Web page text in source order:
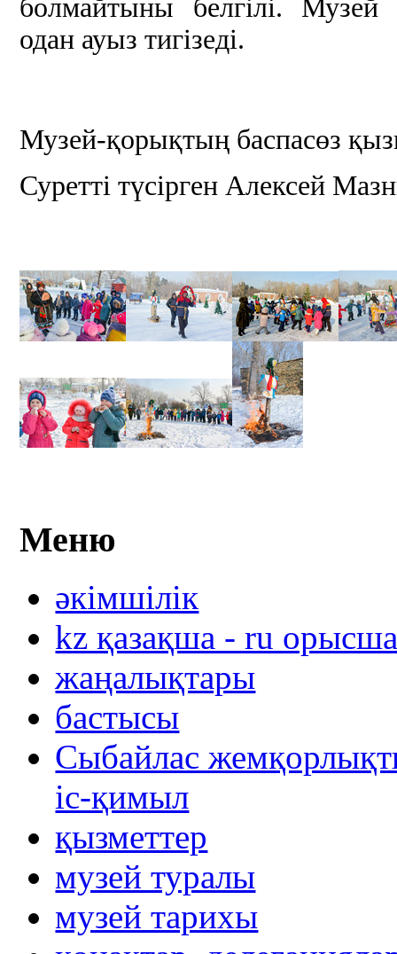
болмайтыны белгілі. Музей
одан ауыз тигізеді.
Музей-қорықтың баспасөз
Суретті түсірген Алексей
Меню
әкімшілік
kz қазақша - ru
жаңалықтары
бастысы
Сыбайлас
іс-қимыл
қызметтер
музей туралы
музей тарихы